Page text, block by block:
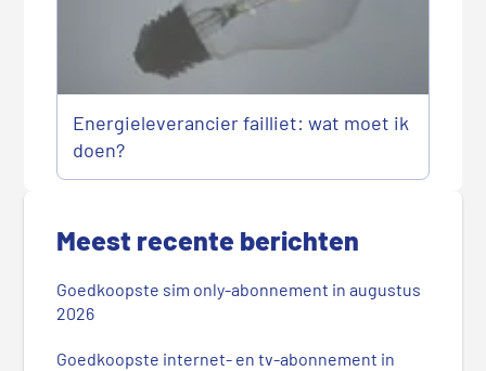
Energieleverancier failliet: wat moet ik
doen?
Meest recente berichten
Goedkoopste sim only-abonnement in augustus
2026
Goedkoopste internet- en tv-abonnement in